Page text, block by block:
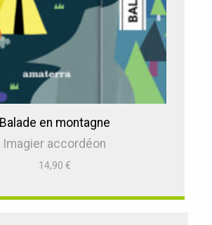
Balade en montagne
Imagier accordéon
14,90 €